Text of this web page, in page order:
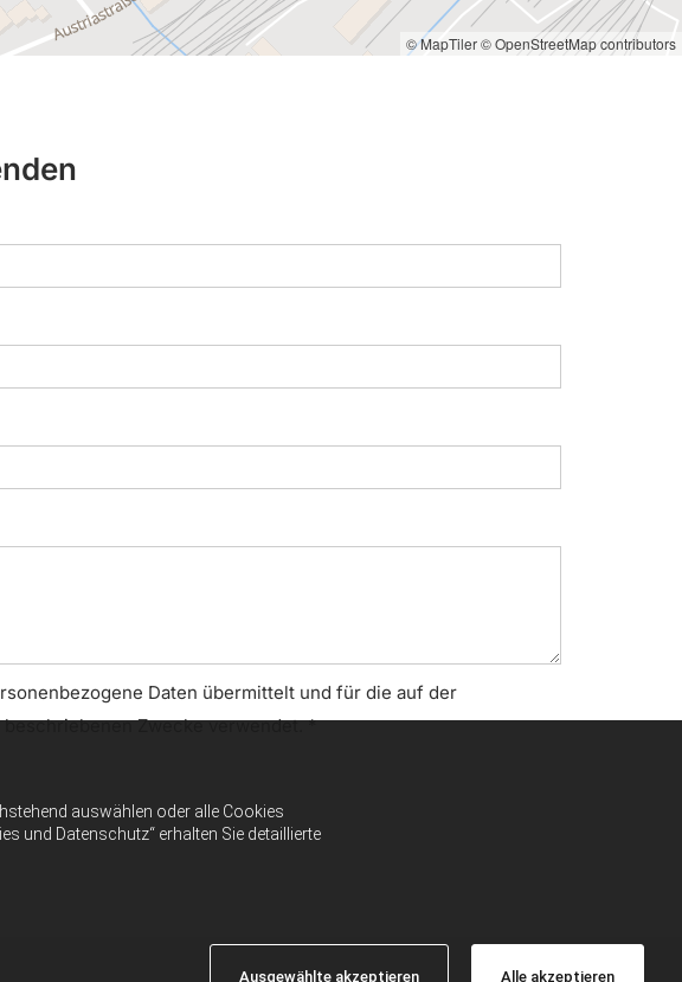
auswählen oder alle Cookies
und Datenschutz“ erhalten Sie detaillierte
Ausgewählte akzeptieren Alle akzeptieren
© MapTiler© OpenStreetMap contributors
Daten übermittelt und für die auf der
Zwecke verwendet. *